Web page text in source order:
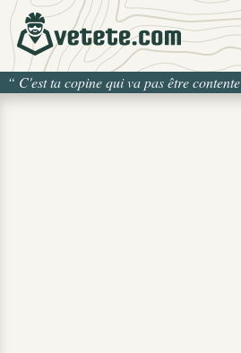
“ C'est ta copine qui va pas être contente